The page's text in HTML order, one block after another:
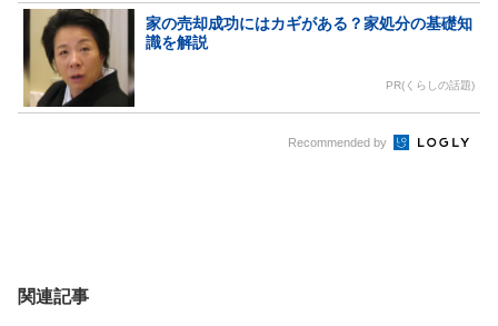
家の売却成功にはカギがある？家処分の基礎知
識を解説
PR(くらしの話題)
Recommended by
関連記事